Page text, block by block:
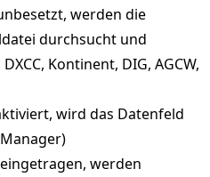
werden die
durchsucht und
Kontinent, DIG, AGCW,
wird das Datenfeld
werden